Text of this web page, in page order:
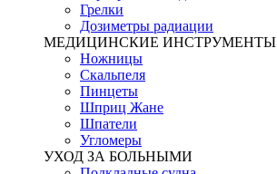
Грелки
Дозиметры радиации
МЕДИЦИНСКИЕ ИНСТРУМЕНТЫ
Ножницы
Скальпеля
Пинцеты
Шприц Жане
Шпатели
Угломеры
УХОД ЗА БОЛЬНЫМИ